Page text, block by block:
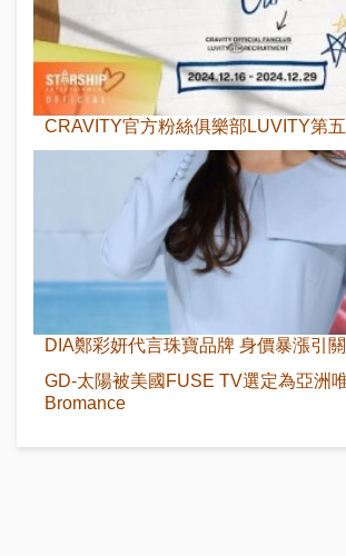
CRAVITY官方粉絲俱樂部LUVITY第
DIA鄭彩妍代言珠寶品牌 身價暴漲引
GD-太陽被美國FUSE TV選定為亞洲
Bromance